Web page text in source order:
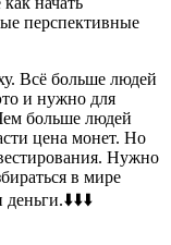
перспективные
Всё больше людей
и нужно для
больше людей
цена монет. Но
Нужно
в мире
деньги.⬇️⬇️⬇️